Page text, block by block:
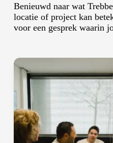
Benieuwd naar wat
locatie of project kan
voor een gesprek waarin